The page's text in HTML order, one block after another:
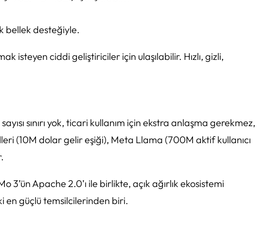
bellek desteğiyle.
isteyen ciddi geliştiriciler için ulaşılabilir. Hızlı, gizli,
sınırı yok, ticari kullanım için ekstra anlaşma gerekmez,
(10M dolar gelir eşiği), Meta Llama (700M aktif kullanıcı
3’ün Apache 2.0’ı ile birlikte, açık ağırlık ekosistemi
en güçlü temsilcilerinden biri.